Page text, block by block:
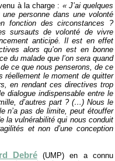
à la charge : « J’ai quelques
personne dans une volonté
fonction des circonstances ?
sursauts de volonté de vivre
anticipé. Il est en effet
alors qu’on est en bonne
du malade que l’on sera quand
ce que nous penserons, de ce
réellement le moment de quitter
en rendant ces directives trop
dialogue indispensable entre le
d’autres part ? (…) Nous le
n’a pas de limite, peut étouffer
la vulnérabilité qui nous conduit
et non d’une conception
Debré(UMP) en a connu